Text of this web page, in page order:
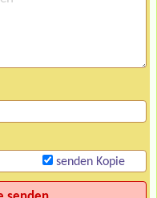
senden Kopie